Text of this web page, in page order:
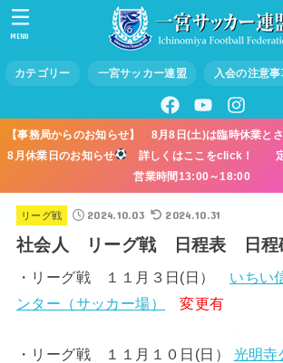
カテゴリー 一宮サッカー連盟 入会の注意
MENU
【事務局からのお知らせ】 8月8日(土)は臨時休業と
8月休業日のお知らせ
詳しくはここをclick！
営業時間13:00～18:00
リーグ戦 2024.10.03 2024.10.31
社会人 リーグ戦 日程表 日程
・リーグ戦 １１月３日(日） いちい
ンター（サッカー場）
変更有
・リーグ戦 １１月１０日(日） 光明寺